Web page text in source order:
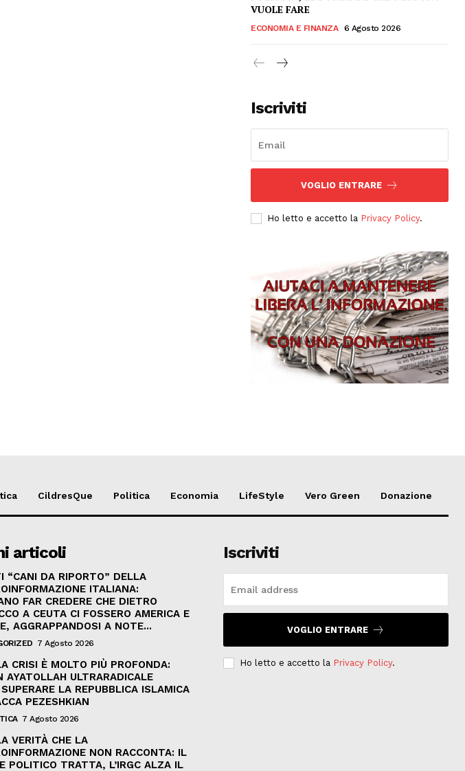
VUOLE FARE
ECONOMIA E FINANZA 6 Agosto 2026
Iscriviti
VOGLIO ENTRARE
Ho letto e accetto la Privacy Policy.
CildresQue Politica Economia LifeStyle Vero Green Donazione
articoli
“CANI DA RIPORTO” DELLA
ITALIANA:
FAR CREDERE CHE DIETRO
A CEUTA CI FOSSERO AMERICA E
AGGRAPPANDOSI A NOTE...
7 Agosto 2026
CRISI È MOLTO PIÙ PROFONDA:
AYATOLLAH ULTRARADICALE
LA REPUBBLICA ISLAMICA
PEZESHKIAN
7 Agosto 2026
VERITÀ CHE LA
NON RACCONTA: IL
POLITICO TRATTA, L’IRGC ALZA IL
Iscriviti
VOGLIO ENTRARE
Ho letto e accetto la Privacy Policy.